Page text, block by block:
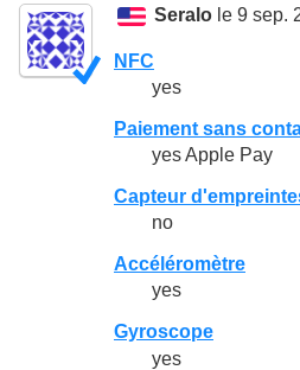
Seralo le 9 sep.
NFC
yes
Paiement sans
yes Apple Pay
Capteur
no
Accéléromètre
yes
Gyroscope
yes